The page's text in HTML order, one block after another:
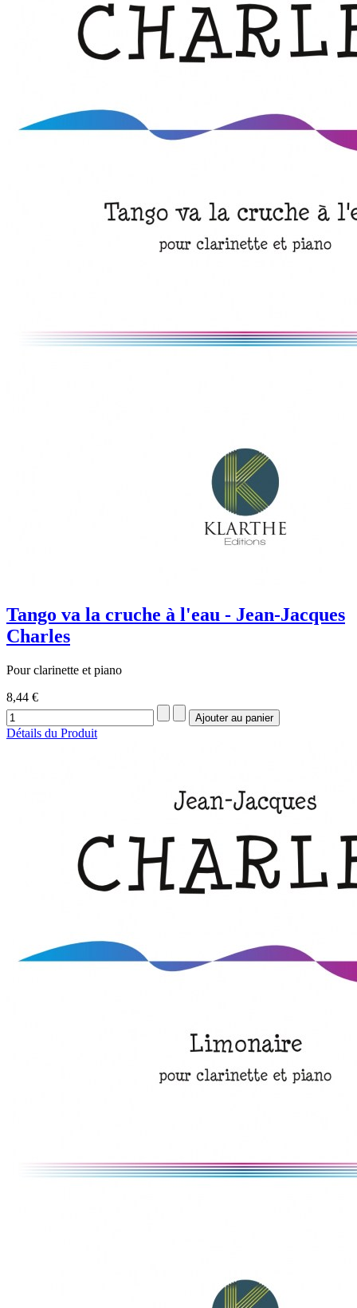
Tango va la cruche à l'eau - Jean-Jacques
Charles
Pour clarinette et piano
8,44 €
Détails du Produit